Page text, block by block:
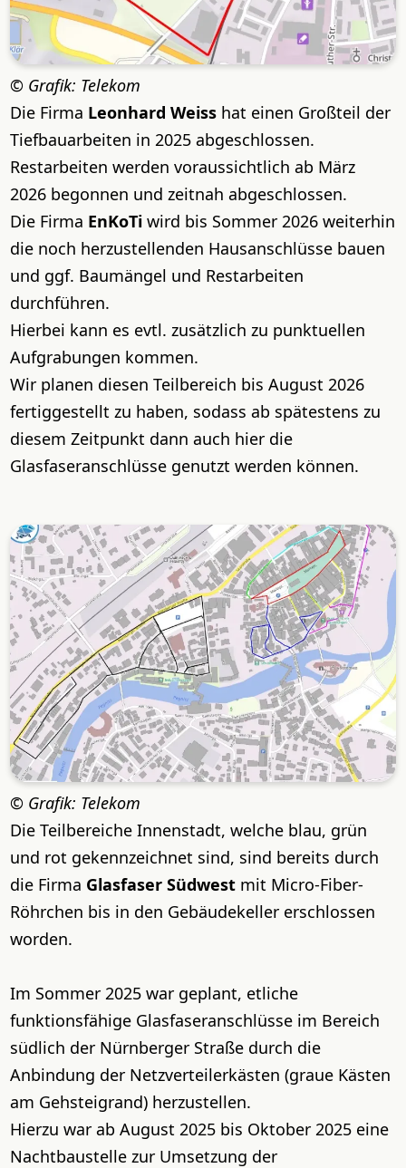
Grafik: Telekom
Die Firma Leonhard Weiss hat einen Großteil der
Tiefbauarbeiten in 2025 abgeschlossen.
Restarbeiten werden voraussichtlich ab März
2026 begonnen und zeitnah abgeschlossen.
Die Firma EnKoTi wird bis Sommer 2026 weiterhin
die noch herzustellenden Hausanschlüsse bauen
und ggf. Baumängel und Restarbeiten
durchführen.
Hierbei kann es evtl. zusätzlich zu punktuellen
Aufgrabungen kommen.
Wir planen diesen Teilbereich bis August 2026
fertiggestellt zu haben, sodass ab spätestens zu
diesem Zeitpunkt dann auch hier die
Glasfaseranschlüsse genutzt werden können.
Grafik: Telekom
Die Teilbereiche Innenstadt, welche blau, grün
und rot gekennzeichnet sind, sind bereits durch
die Firma Glasfaser Südwest mit Micro-Fiber-
Röhrchen bis in den Gebäudekeller erschlossen
worden.
Im Sommer 2025 war geplant, etliche
funktionsfähige Glasfaseranschlüsse im Bereich
südlich der Nürnberger Straße durch die
Anbindung der Netzverteilerkästen (graue Kästen
am Gehsteigrand) herzustellen.
Hierzu war ab August 2025 bis Oktober 2025 eine
Nachtbaustelle zur Umsetzung der